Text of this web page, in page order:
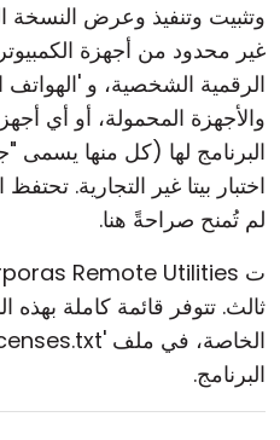
وتثبيت وتنفيذ وعرض النسخة
غير محدود من أجهزة
الرقمية الشخصية، و 'الهواتف
والأجهزة المحمولة، أو أي
البرنامج لها (كل منها
اختبار بيتا غير التجارية.
لم تُمنح صراحةً هنا.
ثالث. تتوفر قائمة كاملة بهذه
البرنامج.